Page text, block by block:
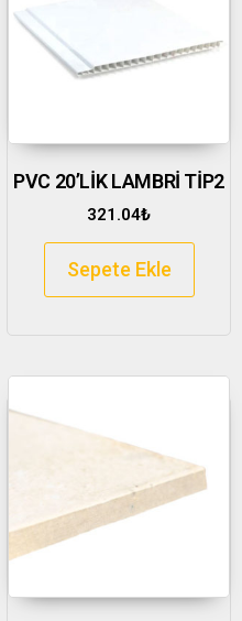
PVC 20’LİK LAMBRİ TİP2
321.04₺
Sepete Ekle